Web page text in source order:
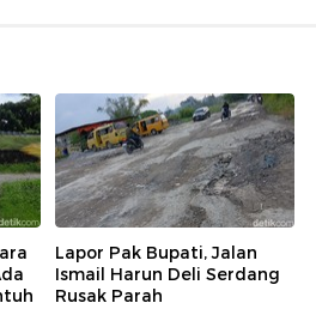
Lapor Pak Bupati, Jalan
Ismail Harun Deli Serdang
Rusak Parah